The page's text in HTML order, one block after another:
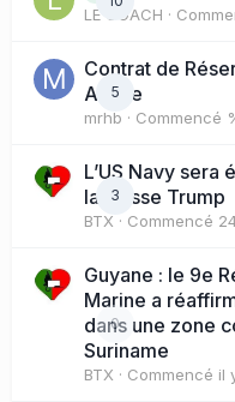
LE COACH ·
5
Contrat de
Active
mrhb · Commencé
3
L’US Navy
la classe Trump
BTX · Commencé
0
Guyane : le 9e
Marine a
dans une zone
Suriname
BTX · Commencé il